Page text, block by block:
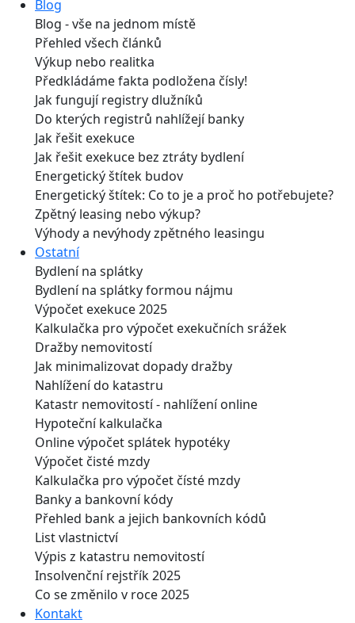
Blog
Blog - vše na jednom místě
Přehled všech článků
Výkup nebo realitka
Předkládáme fakta podložena čísly!
Jak fungují registry dlužníků
Do kterých registrů nahlížejí banky
Jak řešit exekuce
Jak řešit exekuce bez ztráty bydlení
Energetický štítek budov
Energetický štítek: Co to je a proč ho potřebujete?
Zpětný leasing nebo výkup?
Výhody a nevýhody zpětného leasingu
Ostatní
Bydlení na splátky
Bydlení na splátky formou nájmu
Výpočet exekuce 2025
Kalkulačka pro výpočet exekučních srážek
Dražby nemovitostí
Jak minimalizovat dopady dražby
Nahlížení do katastru
Katastr nemovitostí - nahlížení online
Hypoteční kalkulačka
Online výpočet splátek hypotéky
Výpočet čisté mzdy
Kalkulačka pro výpočet čísté mzdy
Banky a bankovní kódy
Přehled bank a jejich bankovních kódů
List vlastnictví
Výpis z katastru nemovitostí
Insolvenční rejstřík 2025
Co se změnilo v roce 2025
Kontakt